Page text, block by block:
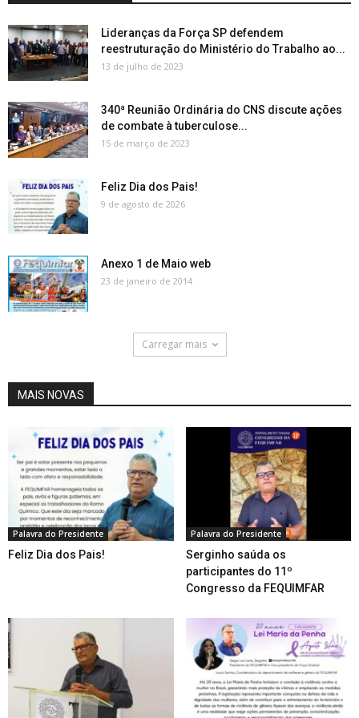
Lideranças da Força SP defendem
reestruturação do Ministério do Trabalho ao...
13 de julho de 2023
340ª Reunião Ordinária do CNS discute ações
de combate à tuberculose...
15 de março de 2023
Feliz Dia dos Pais!
9 de agosto de 2026
Anexo 1 de Maio web
23 de janeiro de 2014
Carregar mais
MAIS NOVAS
Palavra do Presidente
Feliz Dia dos Pais!
Palavra do Presidente
Serginho saúda os
participantes do 11º
Congresso da FEQUIMFAR